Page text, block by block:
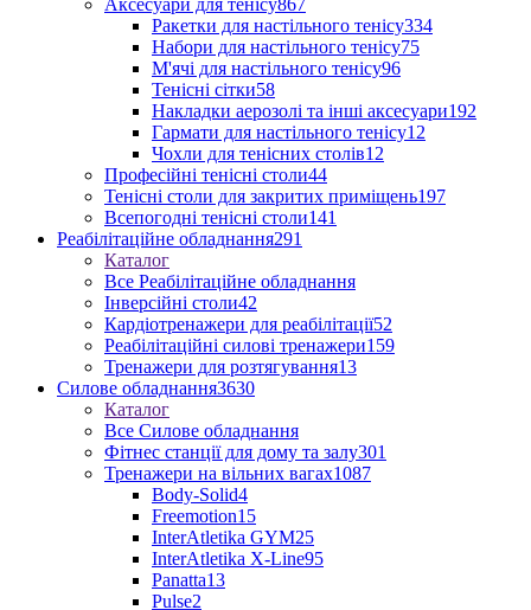
Аксесуари для тенісу867
Ракетки для настільного тенісу334
Набори для настільного тенісу75
М'ячі для настільного тенісу96
Тенісні сітки58
Накладки аерозолі та інші аксесуари192
Гармати для настільного тенісу12
Чохли для тенісних столів12
Професійні тенісні столи44
Тенісні столи для закритих приміщень197
Всепогодні тенісні столи141
Реабілітаційне обладнання291
Каталог
Все Реабілітаційне обладнання
Інверсійні столи42
Кардіотренажери для реабілітації52
Реабілітаційні силові тренажери159
Тренажери для розтягування13
Силове обладнання3630
Каталог
Все Силове обладнання
Фітнес станції для дому та залу301
Тренажери на вільних вагах1087
Body-Solid4
Freemotion15
InterAtletika GYM25
InterAtletika X-Line95
Panatta13
Pulse2